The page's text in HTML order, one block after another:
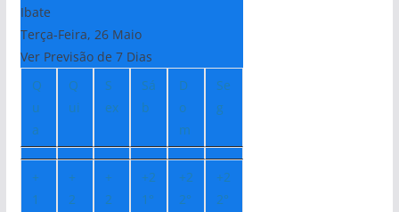
Ibate
Terça-Feira, 26 Maio
Ver Previsão de 7 Dias
Q
u
a
Q
ui
S
ex
Sá
b
D
o
m
Se
g
+
1
+
2
+
2
+2
1°
+2
2°
+2
2°